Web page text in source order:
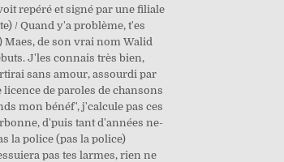
repéré et signé par une filiale
/ Quand y'a problème, t'es
Maes, de son vrai nom Walid
J'les connais très bien,
sans amour, assourdi par
de paroles de chansons
mon bénéf', j'calcule pas ces
d'puis tant d'années ne-
la police (pas la police)
pas tes larmes, rien ne